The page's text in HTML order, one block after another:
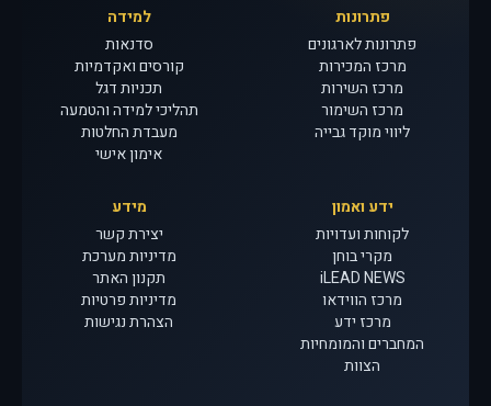
פתרונות
פתרונות לארגונים
מרכז המכירות
מרכז השירות
מרכז השימור
ליווי מוקד גבייה
למידה
סדנאות
קורסים ואקדמיות
תכניות דגל
תהליכי למידה והטמעה
מעבדת החלטות
אימון אישי
ידע ואמון
לקוחות ועדויות
מקרי בוחן
iLEAD NEWS
מרכז הווידאו
מרכז ידע
המחברים והמומחיות
הצוות
מידע
יצירת קשר
מדיניות מערכת
תקנון האתר
מדיניות פרטיות
הצהרת נגישות